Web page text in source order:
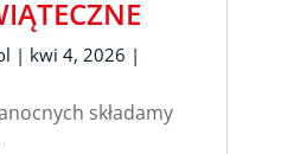
| kwi 4, 2026 |
składamy